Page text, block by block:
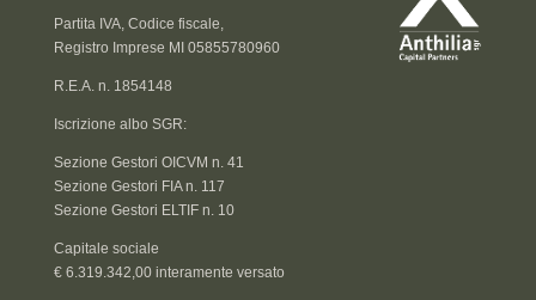
Partita IVA, Codice fiscale,
Registro Imprese MI 05855780960
R.E.A. n. 1854148
Iscrizione albo SGR:
Sezione Gestori OICVM n. 41
Sezione Gestori FIA n. 117
Sezione Gestori ELTIF n. 10
Capitale sociale
€ 6.319.342,00 interamente versato